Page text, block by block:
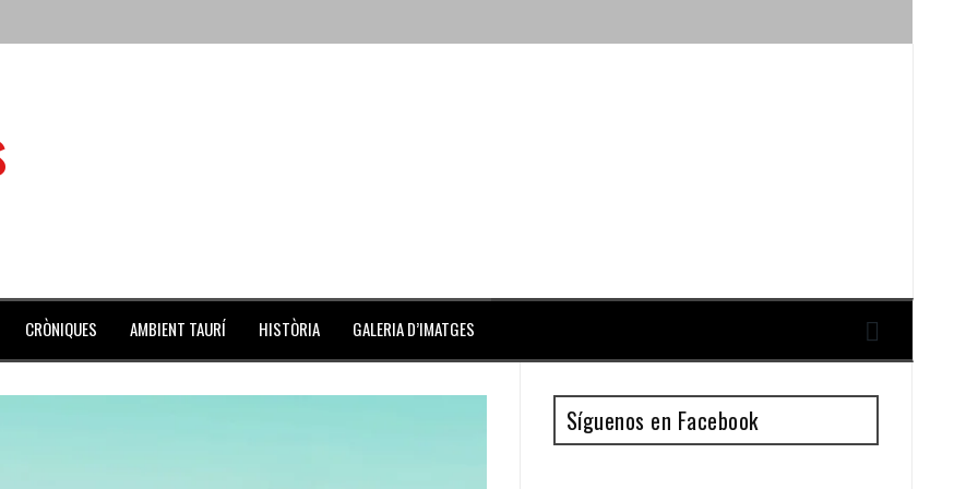
de julio repleto de actividades
Coliseo Balear
CRÒNIQUES AMBIENT TAURÍ HISTÒRIA GALERIA D’IMATGES
Síguenos en Facebook